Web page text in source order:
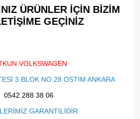
ÜRÜNLER İÇİN BİZİM
GEÇİNİZ​
VOLKSWAGEN
3.BLOK NO.28 OSTİM ANKARA
0542 288 38 06
GARANTİLİDİR